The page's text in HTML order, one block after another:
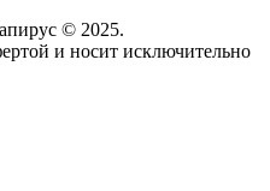
© 2025.
и носит исключительно